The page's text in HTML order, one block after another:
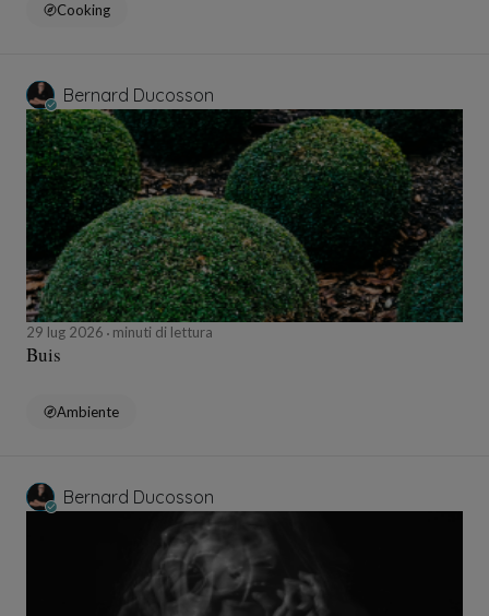
Cooking
Bernard Ducosson
29 lug 2026 minuti di lettura
Buis
Ambiente
Bernard Ducosson